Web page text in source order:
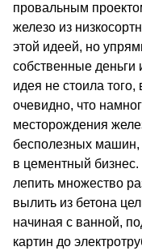
провальным
железо из
этой идеей, но
собственные деньги
идея не стоила того,
очевидно, что
месторождения
бесполезных машин,
в цементный
лепить множество
вылить из бетона
начиная с ванной,
картин до